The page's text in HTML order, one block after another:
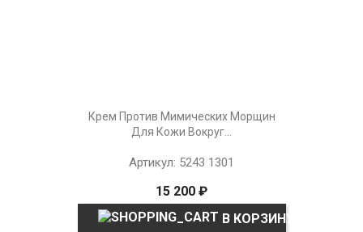
Крем Против Мимических Морщин
Для Кожи Вокруг...
Артикул: 5243 1301
15 200 ₽
В КОРЗИНУ